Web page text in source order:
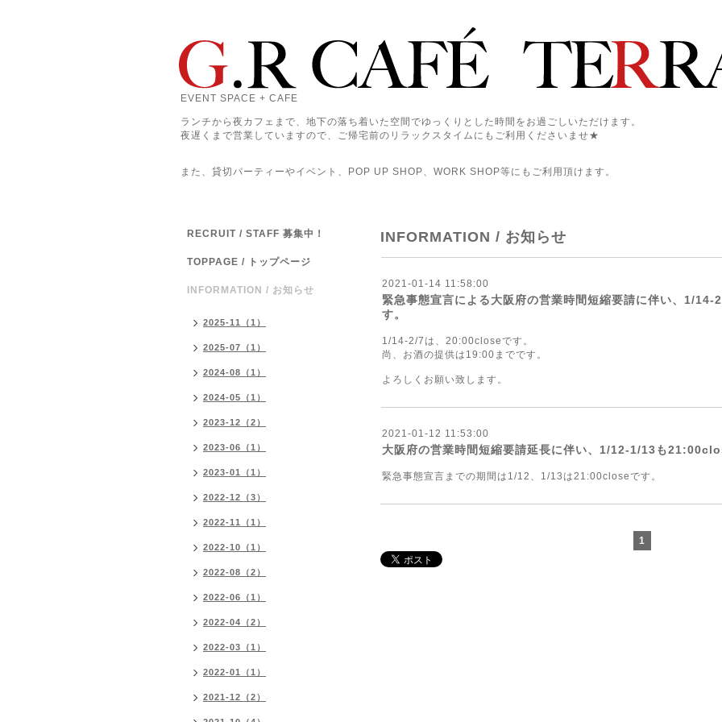
EVENT SPACE + CAFE
ランチから夜カフェまで、地下の落ち着いた空間でゆっくりとした時間をお過ごしいただけます。
夜遅くまで営業していますので、ご帰宅前のリラックスタイムにもご利用くださいませ★
また、貸切パーティーやイベント、POP UP SHOP、WORK SHOP等にもご利用頂けます。
INFORMATION / お知らせ
2021-01-14 11:58:00
緊急事態宣言による大阪府の営業時間短縮要請に伴い、1/
す。
1/14-2/7は、20:00closeです。
尚、お酒の提供は19:00までです。
よろしくお願い致します。
2021-01-12 11:53:00
大阪府の営業時間短縮要請延長に伴い、1/12-1/13も
緊急事態宣言までの期間は1/12、1/13は21:00closeです。
1
RECRUIT / STAFF 募集中！
TOPPAGE / トップページ
INFORMATION / お知らせ
2025-11（1）
2025-07（1）
2024-08（1）
2024-05（1）
2023-12（2）
2023-06（1）
2023-01（1）
2022-12（3）
2022-11（1）
2022-10（1）
2022-08（2）
2022-06（1）
2022-04（2）
2022-03（1）
2022-01（1）
2021-12（2）